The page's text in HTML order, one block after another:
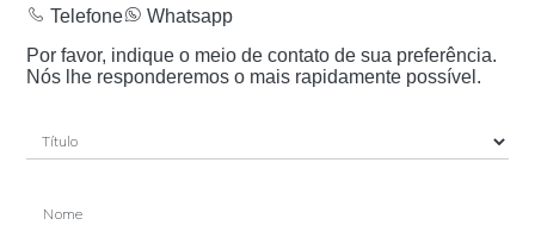
Telefone
Whatsapp
Por favor, indique o meio de contato de sua preferência.
Nós lhe responderemos o mais rapidamente possível.
Nome